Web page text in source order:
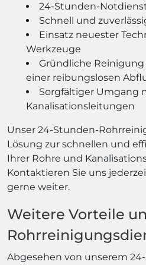
24-Stunden-
Schnell und
Einsatz neuester
Werkzeuge
Gründliche
einer reibungslosen
Sorgfältiger Umgang
Kanalisationsleitungen
Unser 24-Stunden-
Lösung zur schnellen und
Ihrer Rohre und
Kontaktieren Sie uns
gerne weiter.
Weitere Vorteile
Abgesehen von unserem